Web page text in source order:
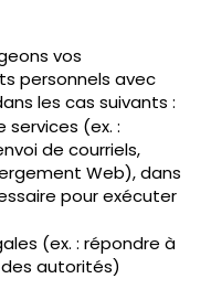
vos
personnels avec
les cas suivants :​
services (ex. :
de courriels,
Web), dans
pour exécuter
(ex. : répondre à
autorités)​